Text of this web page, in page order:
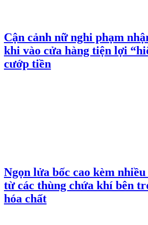
Cận cảnh nữ nghi phạm
khi vào cửa hàng tiện lợi
cướp tiền
Ngọn lửa bốc cao kèm
từ các thùng chứa khí bên
hóa chất